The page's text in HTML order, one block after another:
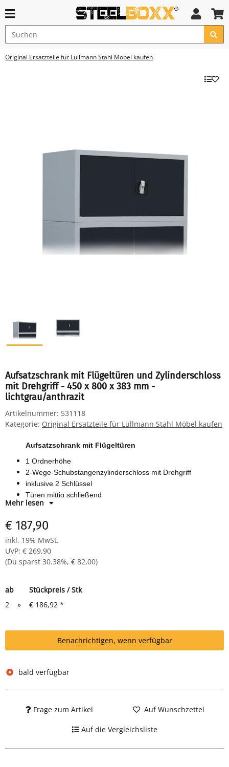
Original Ersatzteile für Lüllmann Stahl Möbel kaufen
Aufsatzschrank mit Flügeltüren und Zylinderschloss
mit Drehgriff - 450 x 800 x 383 mm -
lichtgrau/anthrazit
Artikelnummer: 531118
Kategorie: Original Ersatzteile für Lüllmann Stahl Möbel kaufen
Aufsatzschrank mit Flügeltüren
1 Ordnerhöhe
2-Wege-Schubstangenzylinderschloss mit Drehgriff
inklusive 2 Schlüssel
Türen mittig schließend
Maße: H 450 x B 800 x T 383 mm
Mehr lesen
€ 187,90
inkl. 19% MwSt.
UVP: € 269,90
(Du sparst 30.38%, € 82,00)
ab
Stückpreis / Stk
2
» € 186,92 *
Benachrichtigen, wenn verfügbar
bald verfügbar
Frage zum Artikel Auf Wunschzettel
Auf die Vergleichsliste